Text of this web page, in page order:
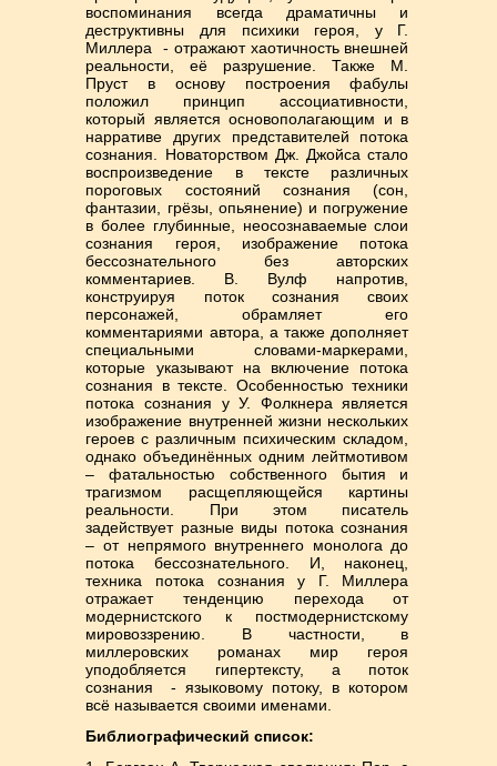
воспоминания всегда драматичны и
деструктивны для психики героя, у Г.
Миллера - отражают хаотичность внешней
реальности, её разрушение. Также М.
Пруст в основу построения фабулы
положил принцип ассоциативности,
который является основополагающим и в
нарративе других представителей потока
сознания. Новаторством Дж. Джойса стало
воспроизведение в тексте различных
пороговых состояний сознания (сон,
фантазии, грёзы, опьянение) и погружение
в более глубинные, неосознаваемые слои
сознания героя, изображение потока
бессознательного без авторских
комментариев. В. Вулф напротив,
конструируя поток сознания своих
персонажей, обрамляет его
комментариями автора, а также дополняет
специальными словами-маркерами,
которые указывают на включение потока
сознания в тексте. Особенностью техники
потока сознания у У. Фолкнера является
изображение внутренней жизни нескольких
героев с различным психическим складом,
однако объединённых одним лейтмотивом
– фатальностью собственного бытия и
трагизмом расщепляющейся картины
реальности. При этом писатель
задействует разные виды потока сознания
– от непрямого внутреннего монолога до
потока бессознательного. И, наконец,
техника потока сознания у Г. Миллера
отражает тенденцию перехода от
модернистского к постмодернистскому
мировоззрению. В частности, в
миллеровских романах мир героя
уподобляется гипертексту, а поток
сознания - языковому потоку, в котором
всё называется своими именами.
Библиографический список: